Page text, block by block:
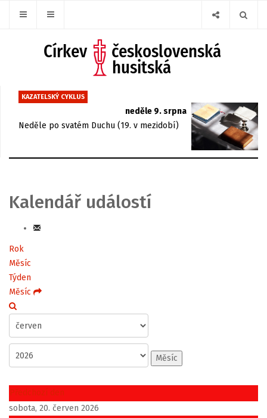
KAZATELSKÝ CYKLUS
neděle 9. srpna
Neděle po svatém Duchu (19. v mezidobí)
Kalendář událostí
Rok
Měsíc
Týden
Měsíc
Měsíc
Předchozí den
sobota, 20. červen 2026